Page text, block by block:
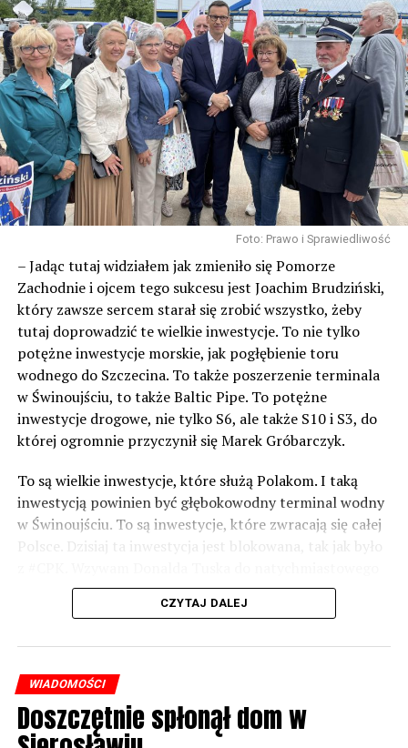
Foto: Prawo i Sprawiedliwość
– Jadąc tutaj widziałem jak zmieniło się Pomorze
Zachodnie i ojcem tego sukcesu jest Joachim Brudziński,
który zawsze sercem starał się zrobić wszystko, żeby
tutaj doprowadzić te wielkie inwestycje. To nie tylko
potężne inwestycje morskie, jak pogłębienie toru
wodnego do Szczecina. To także poszerzenie terminala
w Świnoujściu, to także Baltic Pipe. To potężne
inwestycje drogowe, nie tylko S6, ale także S10 i S3, do
której ogromnie przyczynił się Marek Gróbarczyk.
To są wielkie inwestycje, które służą Polakom. I taką
inwestycją powinien być głębokowodny terminal wodny
w Świnoujściu. To są inwestycje, które zwracają się całej
Polsce. Dzisiaj ta inwestycja jest blokowana, tak jak było
odblokowania CPK.
wykorzystać wspaniały potencjał Zachodniego Pomorza,
o którym śp. Lech Kaczyński powiedział, że jest naszą
racją stanu. Warto zagłosować na kandydatów PiS 9
czerwca, bo w Europarlamencie będą toczyły się
dyskusje, które mają ogromny wpływ na Polskę. Naszą
CZYTAJ DALEJ
WIADOMOŚCI
Doszczętnie spłonął dom w